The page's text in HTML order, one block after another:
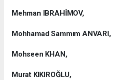
Mehman IBRAHİMOV,
Mohhamad Sammım ANVARI,
Mohseen KHAN,
Murat KIKIROĞLU,